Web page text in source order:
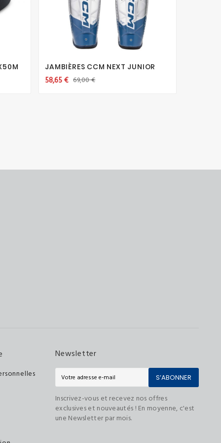
   
JAMBIÈRES CCM NEXT JUNIOR
58,65 € 69,00 €
Newsletter
S’ABONNER
Inscrivez-vous et recevez nos offres
exclusives et nouveautés ! En moyenne, c'est
une Newsletter par mois.